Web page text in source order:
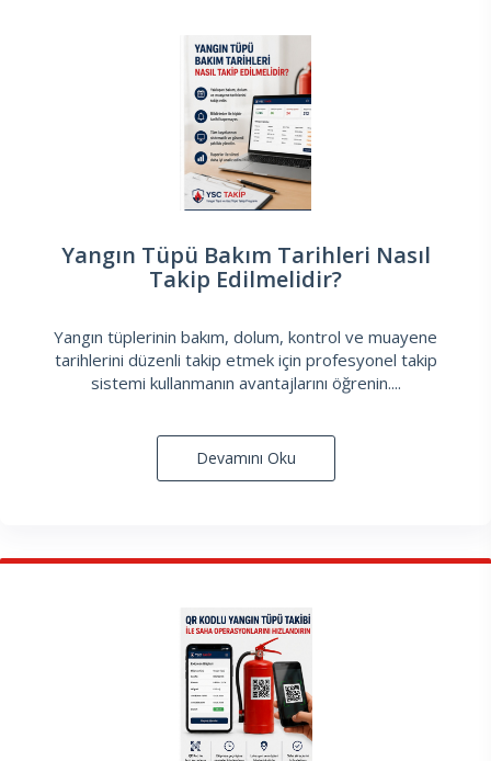
Yangın Tüpü Bakım Tarihleri Nasıl
Takip Edilmelidir?
Yangın tüplerinin bakım, dolum, kontrol ve muayene
tarihlerini düzenli takip etmek için profesyonel takip
sistemi kullanmanın avantajlarını öğrenin....
Devamını Oku